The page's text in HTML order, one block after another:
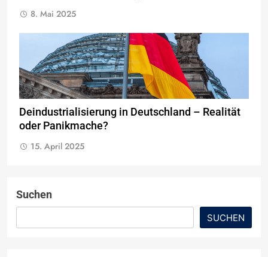
8. Mai 2025
Deindustrialisierung in Deutschland – Realität
oder Panikmache?
15. April 2025
Suchen
SUCHEN